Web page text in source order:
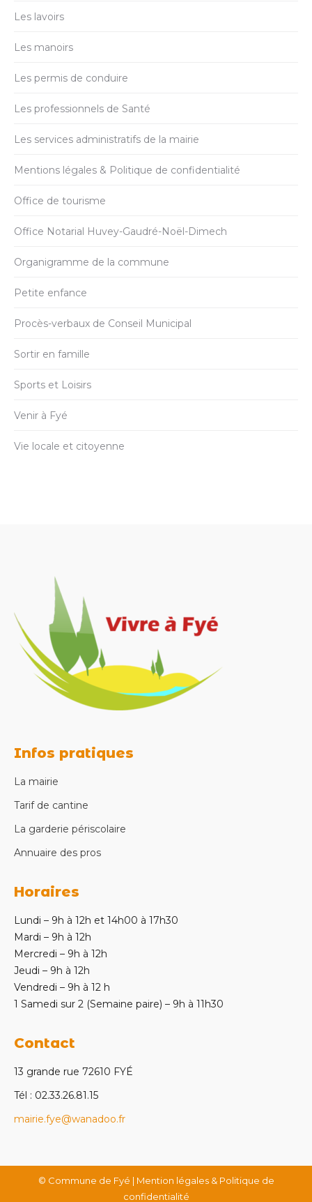
Les lavoirs
Les manoirs
Les permis de conduire
Les professionnels de Santé
Les services administratifs de la mairie
Mentions légales & Politique de confidentialité
Office de tourisme
Office Notarial Huvey-Gaudré-Noël-Dimech
Organigramme de la commune
Petite enfance
Procès-verbaux de Conseil Municipal
Sortir en famille
Sports et Loisirs
Venir à Fyé
Vie locale et citoyenne
Infos pratiques
La mairie
Tarif de cantine
La garderie périscolaire
Annuaire des pros
Horaires
Lundi – 9h à 12h et 14h00 à 17h30
Mardi – 9h à 12h
Mercredi – 9h à 12h
Jeudi – 9h à 12h
Vendredi – 9h à 12 h
1 Samedi sur 2 (Semaine paire) – 9h à 11h30
Contact
13 grande rue 72610 FYÉ
Tél : 02.33.26.81.15
mairie.fye@wanadoo.fr
© Commune de Fyé | Mention légales & Politique de
confidentialité